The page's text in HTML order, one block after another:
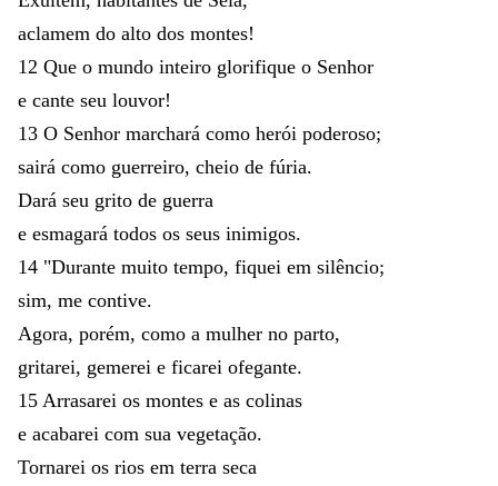
aclamem do alto dos montes!
12 Que o mundo inteiro glorifique o Senhor
e cante seu louvor!
13 O Senhor marchará como herói poderoso;
sairá como guerreiro, cheio de fúria.
Dará seu grito de guerra
e esmagará todos os seus inimigos.
14 "Durante muito tempo, fiquei em silêncio;
sim, me contive.
Agora, porém, como a mulher no parto,
gritarei, gemerei e ficarei ofegante.
15 Arrasarei os montes e as colinas
e acabarei com sua vegetação.
Tornarei os rios em terra seca